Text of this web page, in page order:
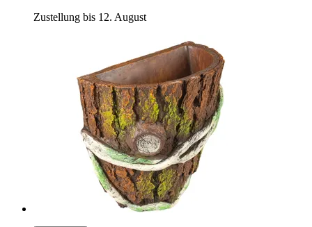
Zustellung bis 12. August